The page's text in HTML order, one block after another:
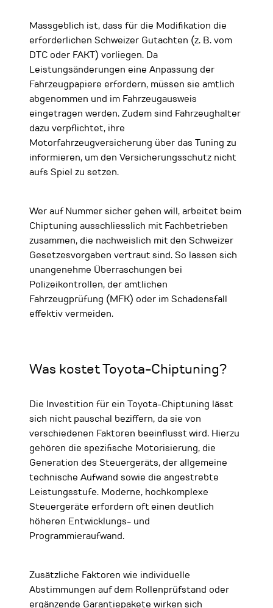
Massgeblich ist, dass für die Modifikation die
erforderlichen Schweizer Gutachten (z. B. vom
DTC oder FAKT) vorliegen. Da
Leistungsänderungen eine Anpassung der
Fahrzeugpapiere erfordern, müssen sie amtlich
abgenommen und im Fahrzeugausweis
eingetragen werden. Zudem sind Fahrzeughalter
dazu verpflichtet, ihre
Motorfahrzeugversicherung über das Tuning zu
informieren, um den Versicherungsschutz nicht
aufs Spiel zu setzen.
Wer auf Nummer sicher gehen will, arbeitet beim
Chiptuning ausschliesslich mit Fachbetrieben
zusammen, die nachweislich mit den Schweizer
Gesetzesvorgaben vertraut sind. So lassen sich
unangenehme Überraschungen bei
Polizeikontrollen, der amtlichen
Fahrzeugprüfung (MFK) oder im Schadensfall
effektiv vermeiden.
Was kostet Toyota-Chiptuning?
Die Investition für ein Toyota-Chiptuning lässt
sich nicht pauschal beziffern, da sie von
verschiedenen Faktoren beeinflusst wird. Hierzu
gehören die spezifische Motorisierung, die
Generation des Steuergeräts, der allgemeine
technische Aufwand sowie die angestrebte
Leistungsstufe. Moderne, hochkomplexe
Steuergeräte erfordern oft einen deutlich
höheren Entwicklungs- und
Programmieraufwand.
Zusätzliche Faktoren wie individuelle
Abstimmungen auf dem Rollenprüfstand oder
ergänzende Garantiepakete wirken sich